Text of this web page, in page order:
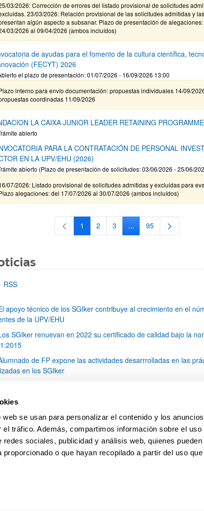
se usan para personalizar el contenido y los
tráfico. Además, compartimos información sobre el uso
redes sociales, publicidad y análisis web, quienes
proporcionado o que hayan recopilado a partir del uso
03/2026: Corrección de errores del listado provisional de solicitudes
23/03/2026: Relación provisional de las solicitudes admitidas y
algún aspecto a subsanar. Plazo de presentación de
03/2026 al 09/04/2026 (ambos incluídos)
de ayudas para el fomento de la cultura científica,
(FECYT) 2026
el plazo de presentación: 01/07/2026 - 16/09/2026 13:00
interno para envío documentación: propuestas individuales 14/09/
coordinadas 11/09/2026
LA CAIXA JUNIOR LEADER RETAINING
abierto
PARA LA CONTRATACIÓN DE PERSONAL
EN LA UPV/EHU (2026)
abierto (Plazo de presentación de solicitudes: 03/06/2026 - 25/06/
07/2026: Listado provisional de solicitudes admitidas y excluidas para
alegaciones: del 17/07/2026 al 30/07/2026 (ambos incluídos)
Página
1 Página
2 Página
3 ...Páginas intermedias
Página
95
RSS
apoyo técnico de los SGIker contribuye al crecimiento en el
de la UPV/EHU
SGIker renuevan en 2022 su certificado de calidad bajo la
de FP expone las actividades desarrrolladas en las
en los SGIker
de este año del festival Pint of Science
Página
1 ...Páginas intermedias Use TAB para
Página
6 Página
7 Página
8 ...
PáginasPágina
79